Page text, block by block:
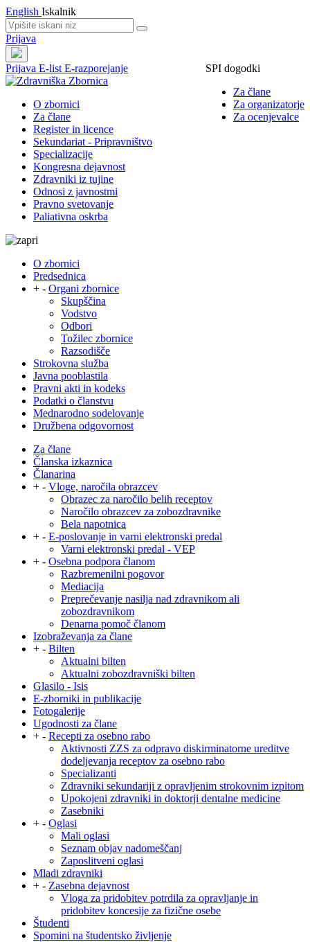
English Iskalnik
Prijava
Prijava
SPI dogodki
Za člane
Za organizatorje
Za ocenjevalce
E-list E-razporejanje
O zbornici
Za člane
Register in licence
Sekundariat - Pripravništvo
Specializacije
Kongresna dejavnost
Zdravniki iz tujine
Odnosi z javnostmi
Pravno svetovanje
Paliativna oskrba
O zbornici
Predsednica
+ - Organi zbornice
Skupščina
Vodstvo
Odbori
Tožilec zbornice
Razsodišče
Strokovna služba
Javna pooblastila
Pravni akti in kodeks
Podatki o članstvu
Mednarodno sodelovanje
Družbena odgovornost
Za člane
Članska izkaznica
Članarina
+ - Vloge, naročila obrazcev
Obrazec za naročilo belih receptov
Naročilo obrazcev za zobozdravnike
Bela napotnica
+ - E-poslovanje in varni elektronski predal
Varni elektronski predal - VEP
+ - Osebna podpora članom
Razbremenilni pogovor
Mediacija
Preprečevanje nasilja nad zdravnikom ali
zobozdravnikom
Denarna pomoč članom
Izobraževanja za člane
+ - Bilten
Aktualni bilten
Aktualni zobozdravniški bilten
Glasilo - Isis
E-zborniki in publikacije
Fotogalerije
Ugodnosti za člane
+ - Recepti za osebno rabo
Aktivnosti ZZS za odpravo diskirminatorne ureditve
dodeljevanja receptov za osebno rabo
Specializanti
Zdravniki sekundariji z opravljenim strokovnim izpitom
Upokojeni zdravniki in doktorji dentalne medicine
Zasebniki
+ - Oglasi
Mali oglasi
Seznam objav nadomeščanj
Zaposlitveni oglasi
Mladi zdravniki
+ - Zasebna dejavnost
Vloga za pridobitev potrdila za opravljanje in
pridobitev koncesije za fizične osebe
Študenti
Spomini na študentsko življenje